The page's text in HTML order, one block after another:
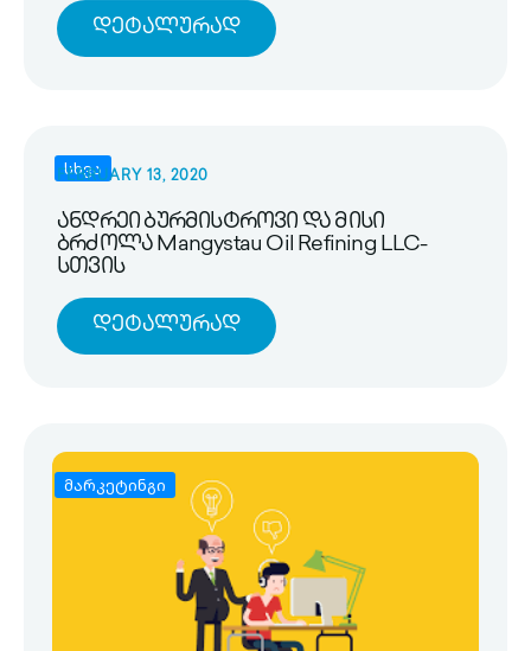
Დეტალურად
სხვა
FEBRUARY 13, 2020
ანდრეი ბურმისტროვი და მისი
ბრძოლა Mangystau Oil Refining LLC-
სთვის
Დეტალურად
მარკეტინგი